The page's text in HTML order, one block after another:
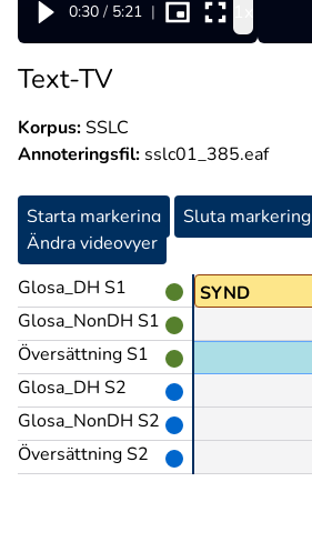
0:30 / 5:21 |
Text-TV
Korpus:SSLC
Annoteringsfil: sslc01_385.eaf
Starta markering Sluta markering
Ändra videovyer
Glosa_DH S1
Glosa_NonDH S1
Översättning S1
Glosa_DH S2
Glosa_NonDH S2
Översättning S2
PEK SYND